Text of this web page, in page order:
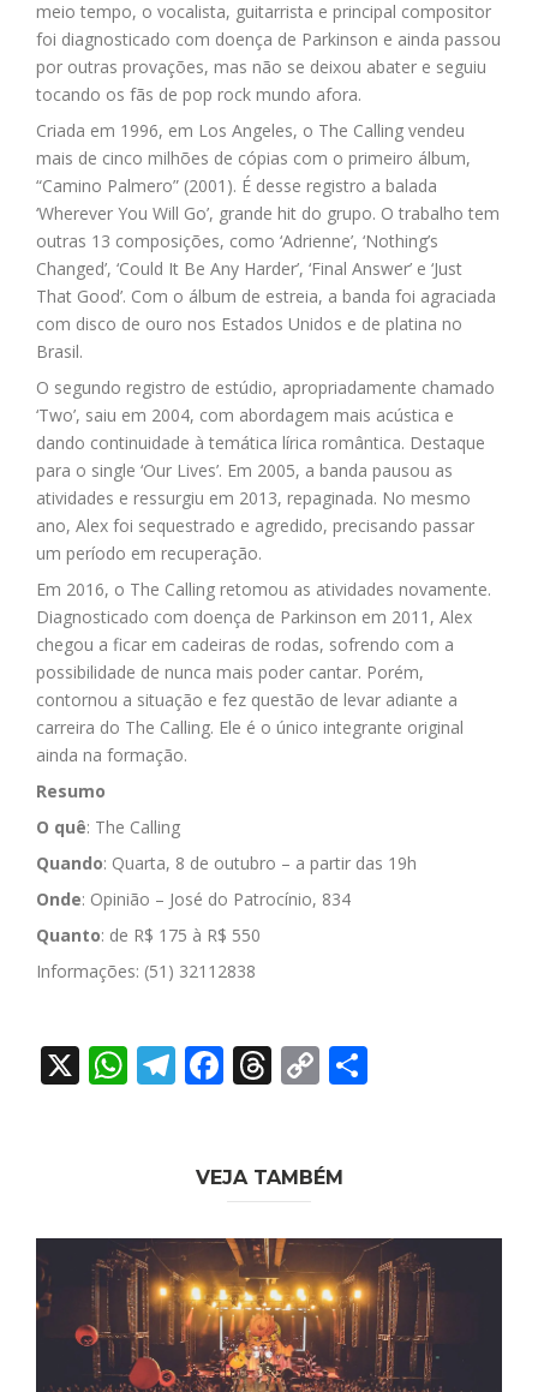
meio tempo, o vocalista, guitarrista e principal compositor
foi diagnosticado com doença de Parkinson e ainda passou
por outras provações, mas não se deixou abater e seguiu
tocando os fãs de pop rock mundo afora.
Criada em 1996, em Los Angeles, o The Calling vendeu
mais de cinco milhões de cópias com o primeiro álbum,
“Camino Palmero” (2001). É desse registro a balada
‘Wherever You Will Go’, grande hit do grupo. O trabalho tem
outras 13 composições, como ‘Adrienne’, ‘Nothing’s
Changed’, ‘Could It Be Any Harder’, ‘Final Answer’ e ‘Just
That Good’. Com o álbum de estreia, a banda foi agraciada
com disco de ouro nos Estados Unidos e de platina no
Brasil.
O segundo registro de estúdio, apropriadamente chamado
‘Two’, saiu em 2004, com abordagem mais acústica e
dando continuidade à temática lírica romântica. Destaque
para o single ‘Our Lives’. Em 2005, a banda pausou as
atividades e ressurgiu em 2013, repaginada. No mesmo
ano, Alex foi sequestrado e agredido, precisando passar
um período em recuperação.
Em 2016, o The Calling retomou as atividades novamente.
Diagnosticado com doença de Parkinson em 2011, Alex
chegou a ficar em cadeiras de rodas, sofrendo com a
possibilidade de nunca mais poder cantar. Porém,
contornou a situação e fez questão de levar adiante a
carreira do The Calling. Ele é o único integrante original
ainda na formação.
Resumo
O quê: The Calling
Quando: Quarta, 8 de outubro – a partir das 19h
Onde: Opinião – José do Patrocínio, 834
Quanto: de R$ 175 à R$ 550
Informações: (51) 32112838
X WhatsApp
Telegram
Facebook
Threads
Copy
VEJA TAMBÉM